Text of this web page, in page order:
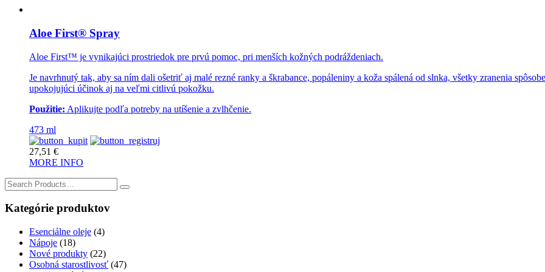
Aloe First® Spray
Aloe First™ je vynikajúci prostriedok pre prvú pomoc, pri menších kožných podráždeniach.
Je navrhnutý tak, aby sa ním dali ošetriť aj malé rezné ranky a škrabance, popáleniny a koža spálená od slnka, všetky zranenia
upokojujúci účinok aj na veľmi citlivú pokožku.
Použitie: Aplikujte podľa potreby na utíšenie a zvlhčenie.
473 ml
27,51 €
MORE INFO
Search
for:
Kategórie produktov
Esenciálne oleje (4)
Nápoje (18)
Nové produkty (22)
Osobná starostlivosť (47)